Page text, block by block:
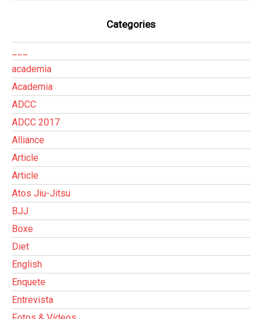
Categories
academia
Academia
ADCC
ADCC 2017
Alliance
Article
Article
Atos Jiu-Jitsu
BJJ
Boxe
Diet
English
Enquete
Entrevista